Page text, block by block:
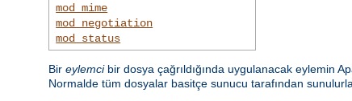
mod_mime
mod_negotiation
mod_status
Bir eylemcibir dosya çağrıldığında uygulanacak eylemin
Normalde tüm dosyalar basitçe sunucu tarafından